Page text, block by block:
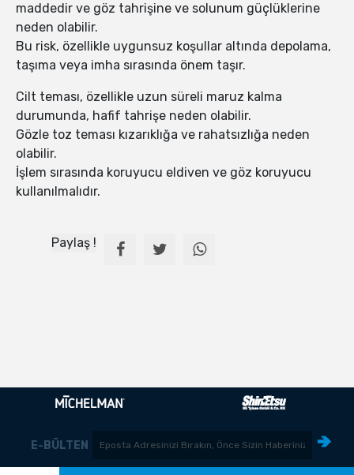
maddedir ve göz tahrişine ve solunum güçlüklerine
neden olabilir.
Bu risk, özellikle uygunsuz koşullar altında depolama,
taşıma veya imha sırasında önem taşır.
Cilt teması, özellikle uzun süreli maruz kalma
durumunda, hafif tahrişe neden olabilir.
Gözle toz teması kızarıklığa ve rahatsızlığa neden
olabilir.
İşlem sırasında koruyucu eldiven ve göz koruyucu
kullanılmalıdır.
Paylaş !
E-BÜLTEN